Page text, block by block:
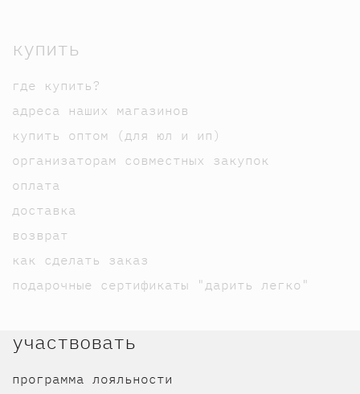
купить
где купить?
адреса наших магазинов
купить оптом (для юл и ип)
организаторам совместных закупок
оплата
доставка
возврат
как сделать заказ
подарочные сертификаты "дарить легко"
участвовать
программа лояльности